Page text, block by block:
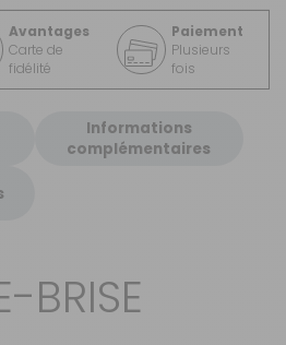
Avantages
Carte de
fidélité
Paiement
Plusieurs
fois
Informations
complémentaires
BRISE